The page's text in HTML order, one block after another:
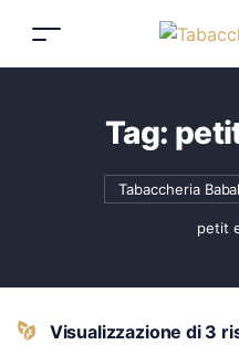
Tag:
Tabaccheria
petit
Visualizzazione di 3